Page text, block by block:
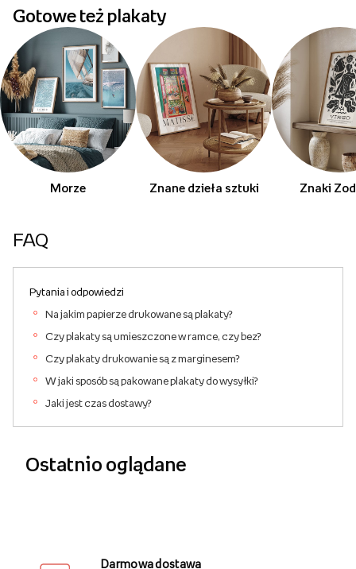
Gotowe też plakaty
Morze Znane dzieła sztuki Znaki
FAQ
Pytania i odpowiedzi
Na jakim papierze drukowane są plakaty?
Czy plakaty są umieszczone w ramce, czy bez?
Czy plakaty drukowanie są z marginesem?
W jaki sposób są pakowane plakaty do wysyłki?
Jaki jest czas dostawy?
Ostatnio oglądane
Darmowa dostawa